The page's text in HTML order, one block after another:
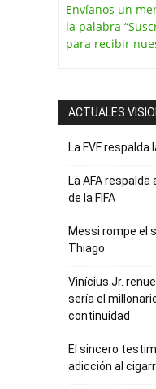
Envíanos un
la palabra
para recibir
ACTUALES
La FVF
La AFA
de la FIFA
Messi rompe el
Thiago
Vinícius Jr.
sería el
continuidad
El sincero
adicción al